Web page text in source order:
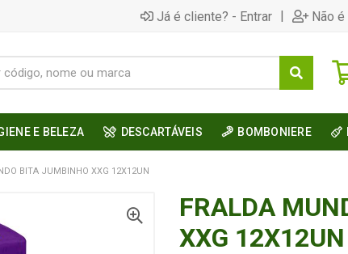
Já é cliente? - Entrar | Não
E BELEZA DESCARTÁVEIS BOMBONIERE
BITA JUMBINHO XXG 12X12UN
FRALDA
XXG 12X12UN